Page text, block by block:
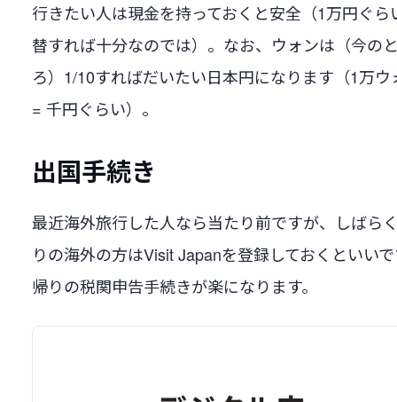
行きたい人は現金を持っておくと安全（1万円ぐら
替すれば十分なのでは）。なお、ウォンは（今の
ろ）1/10すればだいたい日本円になります（1万ウ
= 千円ぐらい）。
出国手続き
最近海外旅行した人なら当たり前ですが、しばら
りの海外の方はVisit Japanを登録しておくといい
帰りの税関申告手続きが楽になります。